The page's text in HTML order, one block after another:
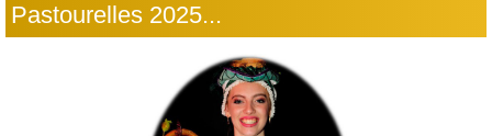
Pastourelles 2025...